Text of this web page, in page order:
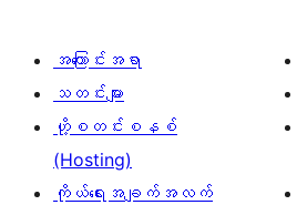
အကြောင်းအရာ
သတင်းများ
ဟို့စတင်းစနစ်
(Hosting)
ကိုယ်ရေးအချက်အလက်